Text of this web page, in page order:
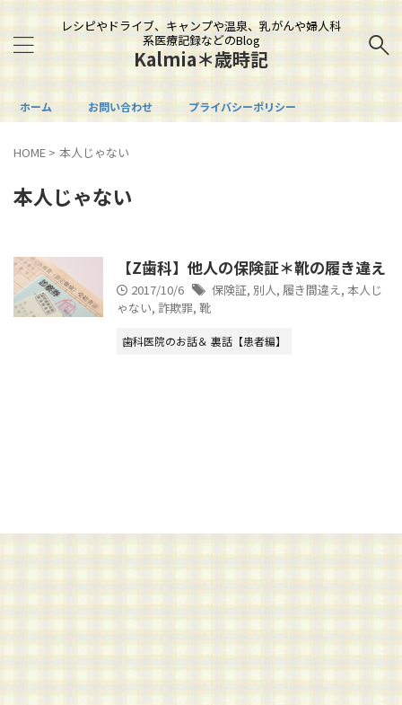
レシピやドライブ、キャンプや温泉、乳がんや婦人科
系医療記録などのBlog
Kalmia＊歳時記
ホーム お問い合わせ プライバシーポリシー
HOME > 本人じゃない
本人じゃない
【Z歯科】他人の保険証＊靴の履き違え
2017/10/6 保険証, 別人, 履き間違え, 本人じ
ゃない, 詐欺罪, 靴
歯科医院のお話＆ 裏話【患者編】